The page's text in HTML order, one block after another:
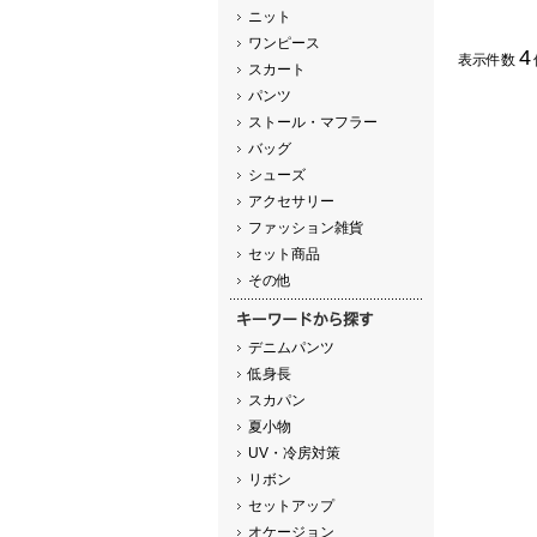
ニット
ワンピース
スカート
パンツ
ストール・マフラー
バッグ
シューズ
アクセサリー
ファッション雑貨
セット商品
その他
デニムパンツ
低身長
スカパン
夏小物
UV・冷房対策
リボン
セットアップ
オケージョン
表示件数 4